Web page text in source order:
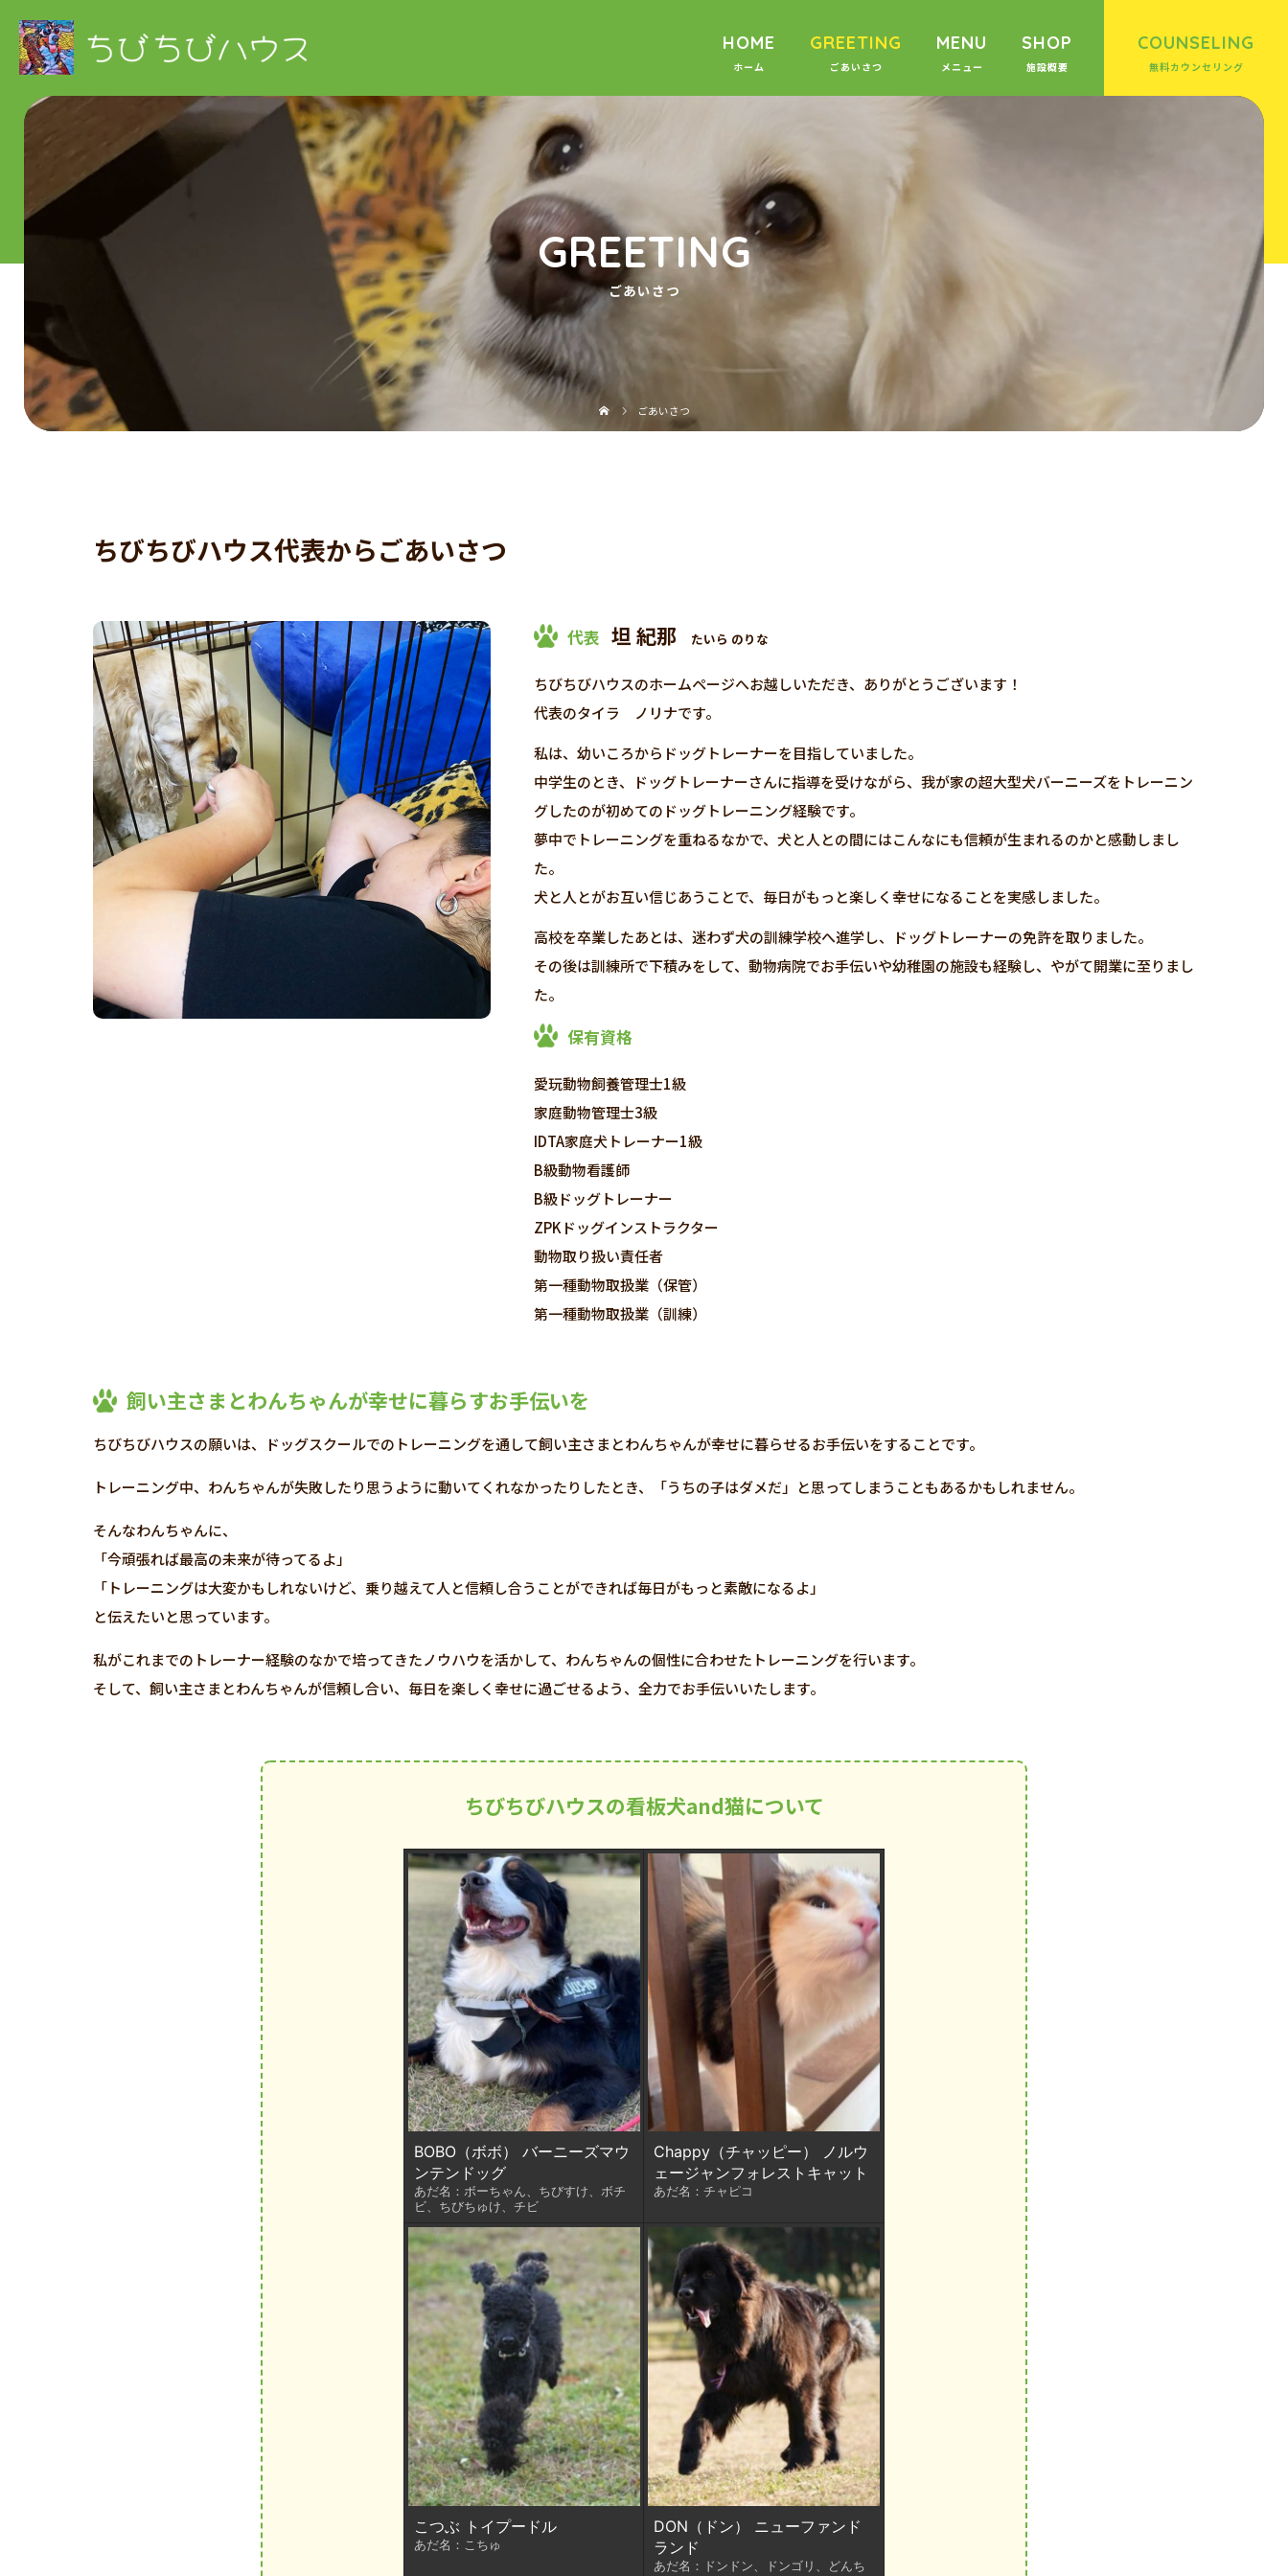
HOME GREETING MENU SHOP COUNSELING
GREETING
ごあいさつ
ごあいさつ
ちびちびハウス代表からごあいさつ
代表 坦 紀那 たいら のりな
ちびちびハウスのホームページへお越しいただき、ありがとうございます！
代表のタイラ ノリナです。
私は、幼いころからドッグトレーナーを目指していました。
中学生のとき、ドッグトレーナーさんに指導を受けながら、我が家の超大型犬バーニーズをトレーニン
グしたのが初めてのドッグトレーニング経験です。
夢中でトレーニングを重ねるなかで、犬と人との間にはこんなにも信頼が生まれるのかと感動しまし
た。
犬と人とがお互い信じあうことで、毎日がもっと楽しく幸せになることを実感しました。
高校を卒業したあとは、迷わず犬の訓練学校へ進学し、ドッグトレーナーの免許を取りました。
その後は訓練所で下積みをして、動物病院でお手伝いや幼稚園の施設も経験し、やがて開業に至りまし
た。
保有資格
愛玩動物飼養管理士1級
家庭動物管理士3級
IDTA家庭犬トレーナー1級
B級動物看護師
B級ドッグトレーナー
ZPKドッグインストラクター
動物取り扱い責任者
第一種動物取扱業（保管）
第一種動物取扱業（訓練）
飼い主さまとわんちゃんが幸せに暮らすお手伝いを
ちびちびハウスの願いは、ドッグスクールでのトレーニングを通して飼い主さまとわんちゃんが幸せに暮らせるお手伝いをすることです。
トレーニング中、わんちゃんが失敗したり思うように動いてくれなかったりしたとき、「うちの子はダメだ」と思ってしまうこともあるかもしれません。
そんなわんちゃんに、
「今頑張れば最高の未来が待ってるよ」
「トレーニングは大変かもしれないけど、乗り越えて人と信頼し合うことができれば毎日がもっと素敵になるよ」
と伝えたいと思っています。
私がこれまでのトレーナー経験のなかで培ってきたノウハウを活かして、わんちゃんの個性に合わせたトレーニングを行います。
そして、飼い主さまとわんちゃんが信頼し合い、毎日を楽しく幸せに過ごせるよう、全力でお手伝いいたします。
ちびちびハウスの看板犬and猫について
BOBO（ボボ） バーニーズマウ
ンテンドッグ
あだ名：ボーちゃん、ちびすけ、ボチ
ビ、ちびちゅけ、チビ
Chappy（チャッピー） ノルウ
ェージャンフォレストキャット
あだ名：チャピコ
こつぶ トイプードル
あだ名：こちゅ
DON（ドン） ニューファンド
ランド
あだ名：ドンドン、ドンゴリ、どんち